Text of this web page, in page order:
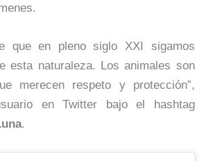
que en pleno siglo XXI sigamos
esta naturaleza. Los animales son
merecen respeto y protección”,
en Twitter bajo el hashtag
.